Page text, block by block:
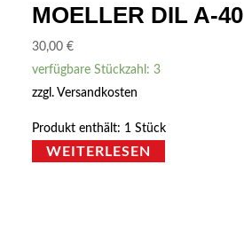
MOELLER DIL A-40
30,00€
verfügbare Stückzahl: 3
zzgl.Versandkosten
Produkt enthält: 1Stück
WEITERLESEN